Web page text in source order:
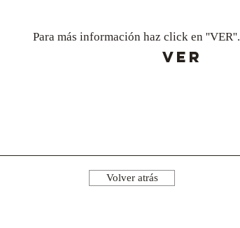
Para más información haz click en ''VER''.
VER
Volver atrás